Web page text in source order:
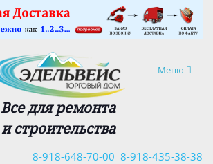
Навигация
Меню
Все для ремонта
и строительства
8-918-435-38-38
8-918-648-70-00
×